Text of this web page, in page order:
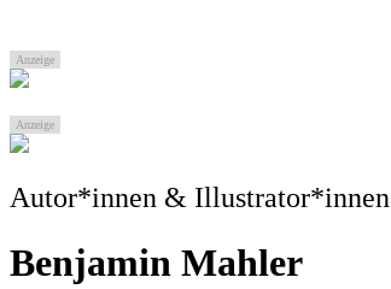
Anzeige
Anzeige
Autor*innen & Illustrator*innen
Benjamin Mahler